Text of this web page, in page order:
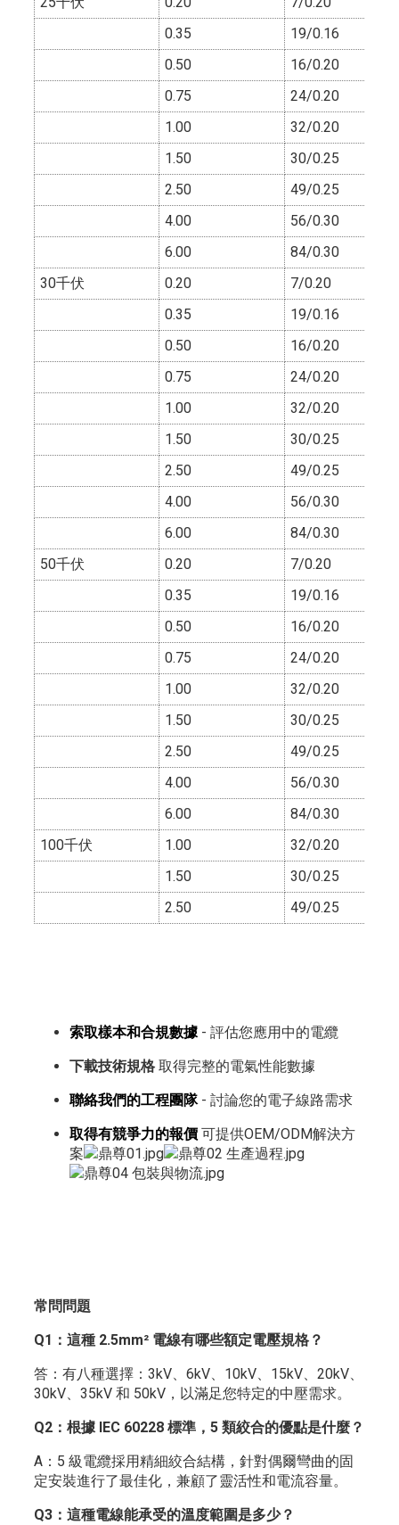
0.35
19/0.16
0.50
16/0.20
0.75
24/0.20
1.00
32/0.20
1.50
30/0.25
2.50
49/0.25
4.00
56/0.30
6.00
84/0.30
30千伏
0.20
7/0.20
0.35
19/0.16
0.50
16/0.20
0.75
24/0.20
1.00
32/0.20
1.50
30/0.25
2.50
49/0.25
4.00
56/0.30
6.00
84/0.30
50千伏
0.20
7/0.20
0.35
19/0.16
0.50
16/0.20
0.75
24/0.20
1.00
32/0.20
1.50
30/0.25
2.50
49/0.25
4.00
56/0.30
6.00
84/0.30
100千伏
1.00
32/0.20
1.50
30/0.25
2.50
49/0.25
索取樣本和合規數據- 評估您應用中的電纜
下載技術規格取得完整的電氣性能數據
聯絡我們的工程團隊- 討論您的電子線路需求
取得有競爭力的報價可提供OEM/ODM解決方
案
常問問題
Q1：這種 2.5mm² 電線有哪些額定電壓規格？
答：有八種選擇：3kV、6kV、10kV、15kV、20kV、
30kV、35kV 和 50kV，以滿足您特定的中壓需求。
Q2：根據 IEC 60228 標準，5 類絞合的優點是什麼？
A：5 級電纜採用精細絞合結構，針對偶爾彎曲的固
定安裝進行了最佳化，兼顧了靈活性和電流容量。
Q3：這種電線能承受的溫度範圍是多少？